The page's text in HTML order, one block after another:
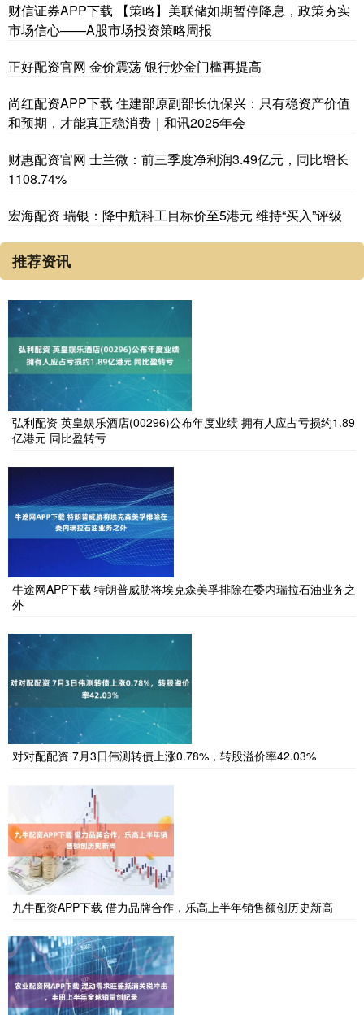
财信证券APP下载 【策略】美联储如期暂停降息，政策夯实
市场信心——A股市场投资策略周报
正好配资官网 金价震荡 银行炒金门槛再提高
尚红配资APP下载 住建部原副部长仇保兴：只有稳资产价值
和预期，才能真正稳消费｜和讯2025年会
财惠配资官网 士兰微：前三季度净利润3.49亿元，同比增长
1108.74%
宏海配资 瑞银：降中航科工目标价至5港元 维持“买入”评级
推荐资讯
弘利配资 英皇娱乐酒店(00296)公布年度业绩 拥有人应占亏损约1.89
亿港元 同比盈转亏
牛途网APP下载 特朗普威胁将埃克森美孚排除在委内瑞拉石油业务之
外
对对配配资 7月3日伟测转债上涨0.78%，转股溢价率42.03%
九牛配资APP下载 借力品牌合作，乐高上半年销售额创历史新高